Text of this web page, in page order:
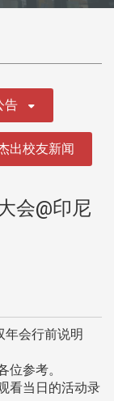
告
出校友新闻
会@印尼
会行前说明
参考。
看当日的活动录